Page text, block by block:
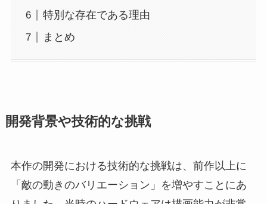
特別な存在である理由
まとめ
開発背景や技術的な挑戦
本作の開発における技術的な挑戦は、前作以上に
「敵の動きのバリエーション」を増やすことにあ